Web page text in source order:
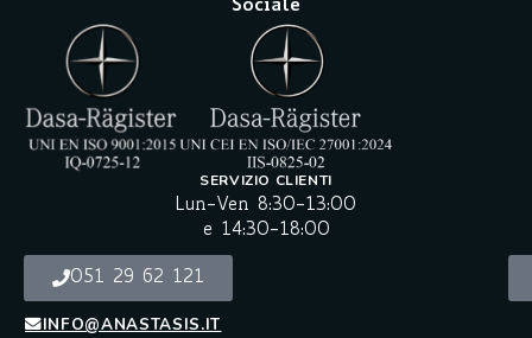
Sociale
SERVIZIO CLIENTI
Lun-Ven 8:30-13:00
e 14:30-18:00
051 29 62 121
INFO@ANASTASIS.IT